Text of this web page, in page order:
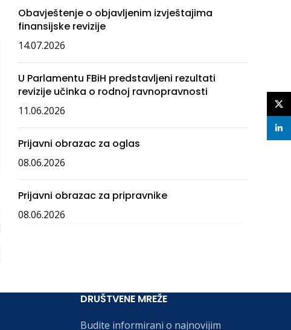
Obavještenje o objavljenim izvještajima
finansijske revizije
14.07.2026
U Parlamentu FBiH predstavljeni rezultati
revizije učinka o rodnoj ravnopravnosti
11.06.2026
Prijavni obrazac za oglas
08.06.2026
Prijavni obrazac za pripravnike
08.06.2026
DRUŠTVENE MREŽE
Budite informirani o najnovijim